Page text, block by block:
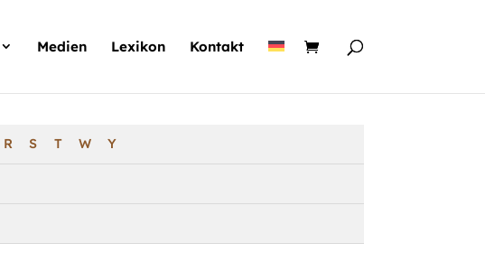
Medien Lexikon Kontakt
R S T W Y